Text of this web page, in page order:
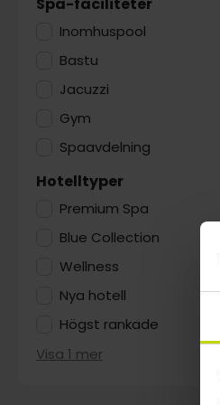
Inomhuspool
Bastu
Jacuzzi
Gym
Spaavdelning
Hotelltyper
Premium Spa
Blue Collection
Wellness
Nya hotell
Högst rankade
Visa 1 mer